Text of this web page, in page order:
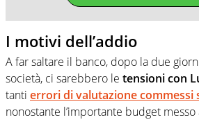
I motivi dell’addio
A far saltare il banco, dopo la due
società, ci sarebbero le tensioni con
tanti errori di valutazione commessi
nonostante l’importante budget